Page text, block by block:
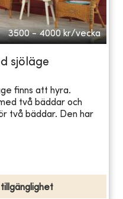
3500 - 4000 kr/vecka
sjöläge
finns att hyra.
två bäddar och
två bäddar. Den har